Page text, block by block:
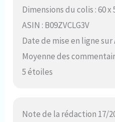
Dimensions du colis : 60
ASIN : B09ZVCLG3V
Date de mise en ligne sur
Moyenne des
5 étoiles
Note de la rédaction 17/